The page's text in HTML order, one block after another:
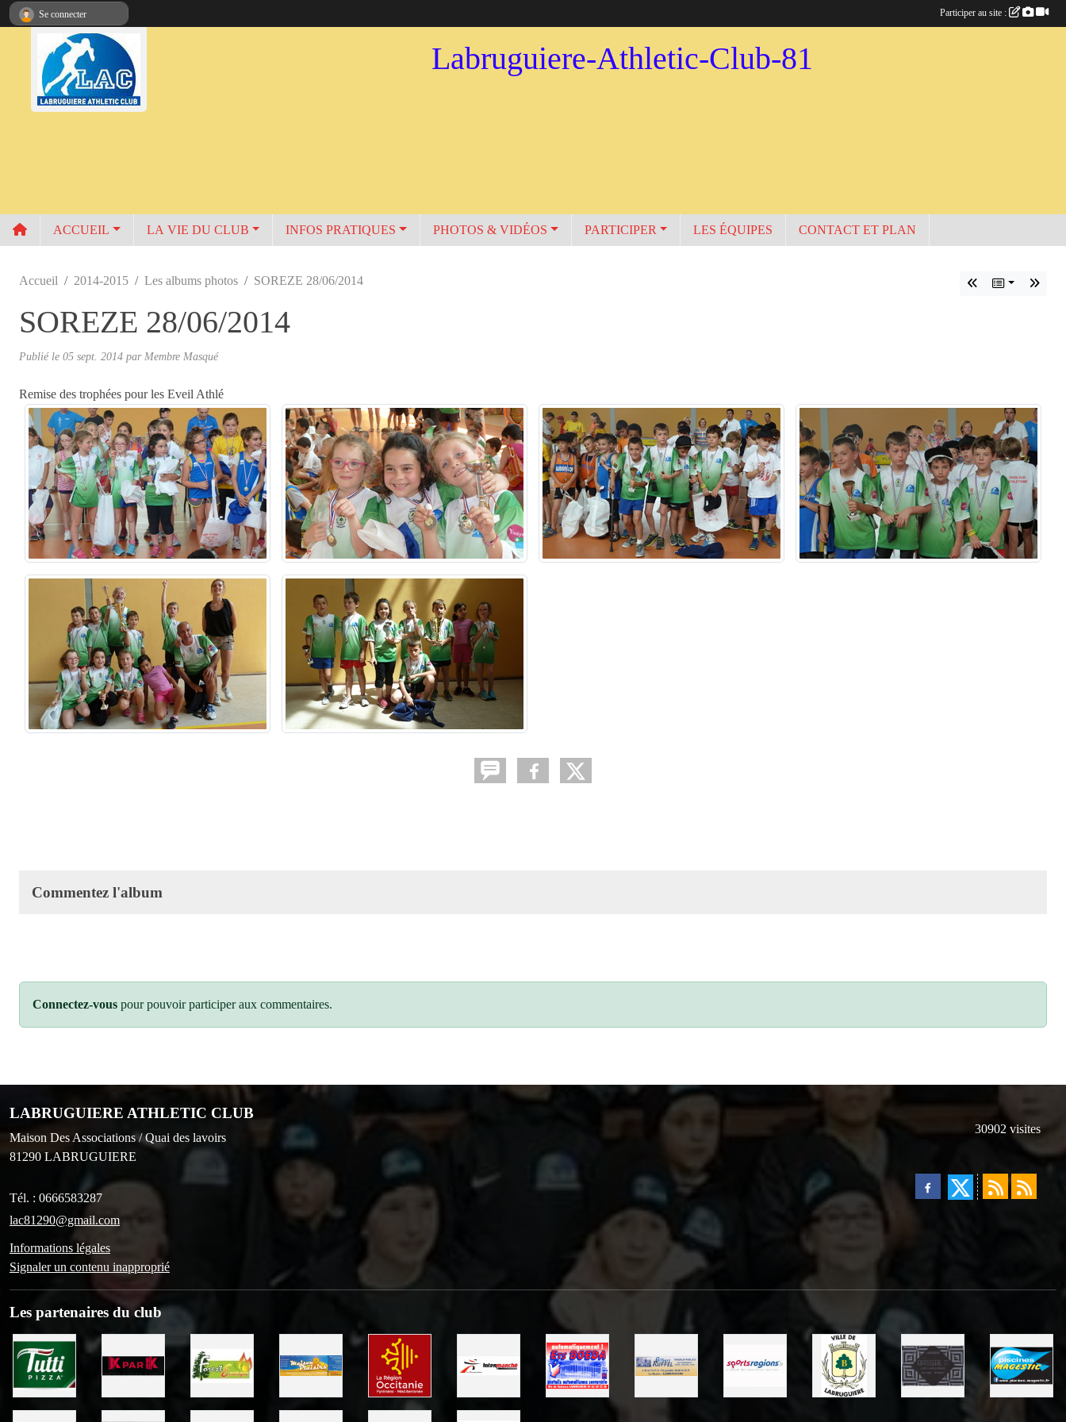
Labruguiere-Athletic-Club-81
ACCUEIL LA VIE DU CLUB INFOS PRATIQUES PHOTOS & VIDÉOS PARTICIPER LES ÉQUIPES CONTACT ET PLAN
Accueil 2014-2015 Les albums photos SOREZE 28/06/2014
SOREZE 28/06/2014
Publié le 05 sept. 2014 par Membre Masqué
Remise des trophées pour les Eveil Athlé
Commentez l'album
Connectez-vous pour pouvoir participer aux commentaires.
LABRUGUIERE ATHLETIC CLUB
Maison Des Associations / Quai des lavoirs
81290 LABRUGUIERE
Tél. : 0666583287
lac81290@gmail.com
Informations légales
Signaler un contenu inapproprié
30902 visites
Les partenaires du club
Se connecter Participer au site :
Panneau de gestion des cookies